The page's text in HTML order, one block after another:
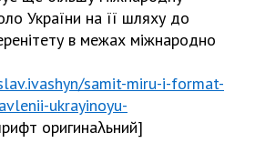
України на її шляху до
в межах міжнародно
samit-miru-i-format-
ukrayinoyu-
оригинаλьний]